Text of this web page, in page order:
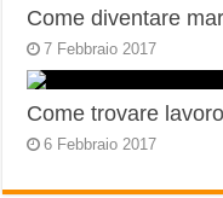
Come diventare
7 Febbraio 2017
Come trovare
6 Febbraio 2017